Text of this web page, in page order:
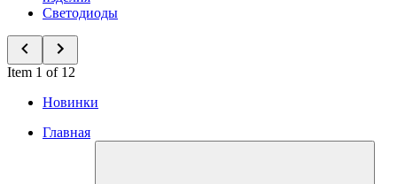
Светодиоды
Item 1 of 12
Новинки
Главная